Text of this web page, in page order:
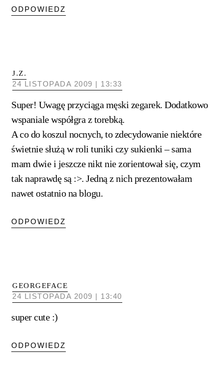
ODPOWIEDZ
J.Z.
24 LISTOPADA 2009 | 13:33
Super! Uwagę przyciąga męski zegarek. Dodatkowo
wspaniale współgra z torebką.
A co do koszul nocnych, to zdecydowanie niektóre
świetnie służą w roli tuniki czy sukienki – sama
mam dwie i jeszcze nikt nie zorientował się, czym
tak naprawdę są :>. Jedną z nich prezentowałam
nawet ostatnio na blogu.
ODPOWIEDZ
GEORGEFACE
24 LISTOPADA 2009 | 13:40
super cute :)
ODPOWIEDZ